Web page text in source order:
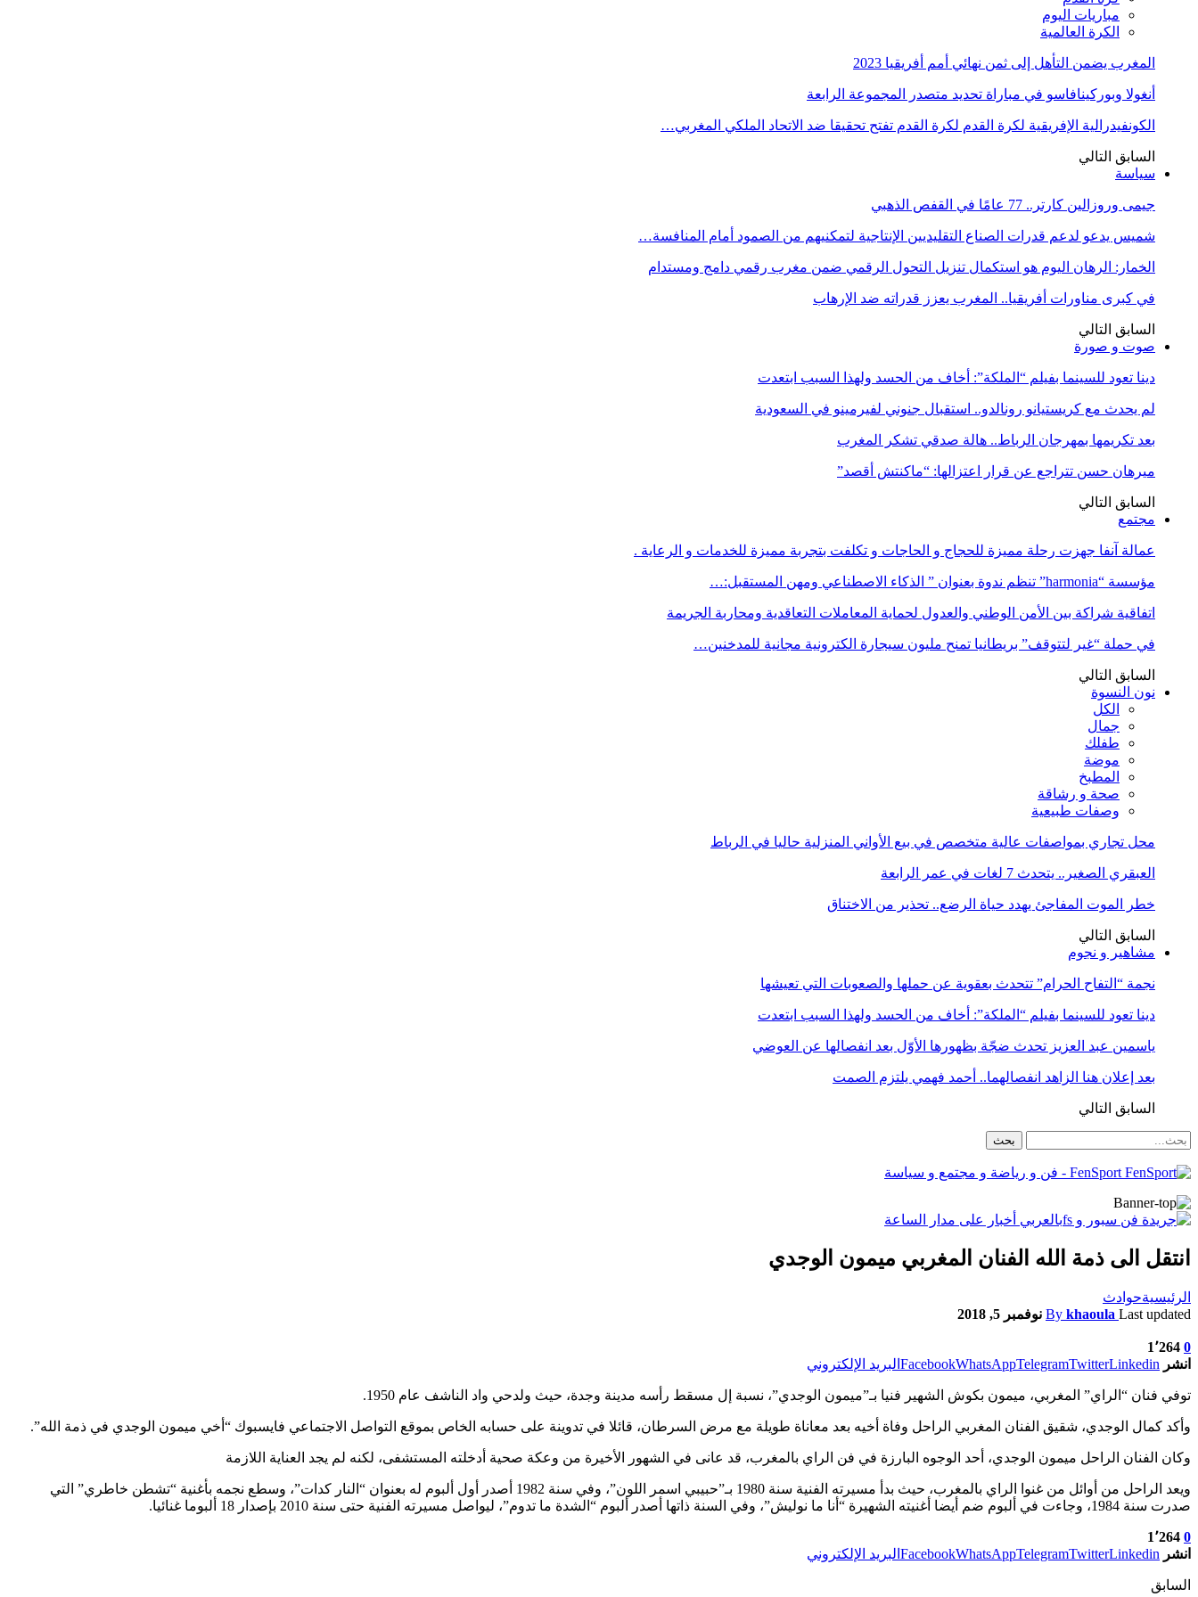
مباريات اليوم
الكرة العالمية
المغرب يضمن التأهل إلى ثمن نهائي أمم أفريقيا 2023
أنغولا وبوركينافاسو في مباراة تحديد متصدر المجموعة الرابعة
الكونفيدرالية الإفريقية لكرة القدم لكرة القدم تفتح تحقيقا ضد الاتحاد الملكي المغربي…
السابق التالي
سياسة
جيمى وروزالين كارتر.. 77 عامًا في القفص الذهبي
شميس يدعو لدعم قدرات الصناع التقليديين الإنتاجية لتمكنيهم من الصمود أمام المنافسة…
الخمار: الرهان اليوم هو استكمال تنزيل التحول الرقمي ضمن مغرب رقمي دامج ومستدام
في كبرى مناورات أفريقيا.. المغرب يعزز قدراته ضد الإرهاب
السابق التالي
صوت و صورة
دينا تعود للسينما بفيلم “الملكة”: أخاف من الحسد ولهذا السبب ابتعدت
لم يحدث مع كريستيانو رونالدو.. استقبال جنوني لفيرمينو في السعودية
بعد تكريمها بمهرجان الرباط.. هالة صدقي تشكر المغرب
ميرهان حسن تتراجع عن قرار اعتزالها: “ماكنتش أقصد”
السابق التالي
مجتمع
عمالة آنفا جهزت رحلة مميزة للحجاج و الحاجات و تكلفت بتجربة مميزة للخدمات و الرعاية .
مؤسسة “harmonia” تنظم ندوة بعنوان ” الذكاء الاصطناعي ومهن المستقبل:…
اتفاقية شراكة بين الأمن الوطني والعدول لحماية المعاملات التعاقدية ومحاربة الجريمة
في حملة “غير لتتوقف” بريطانيا تمنح مليون سيجارة الكترونية مجانية للمدخنين…
السابق التالي
نون النسوة
الكل
جمال
طفلك
موضة
المطبخ
صحة و رشاقة
وصفات طبيعية
محل تجاري بمواصفات عالية متخصص في بيع الأواني المنزلية حاليا في الرباط
العبقري الصغير.. يتحدث 7 لغات في عمر الرابعة
خطر الموت المفاجئ يهدد حياة الرضع.. تحذير من الاختناق
السابق التالي
مشاهير و نجوم
نجمة “التفاح الحرام” تتحدث بعقوية عن حملها والصعوبات التي تعيشها
دينا تعود للسينما بفيلم “الملكة”: أخاف من الحسد ولهذا السبب ابتعدت
ياسمين عبد العزيز تحدث ضجّة بظهورها الأوّل بعد انفصالها عن العوضي
بعد إعلان هنا الزاهد انفصالهما.. أحمد فهمي يلتزم الصمت
السابق التالي
FenSport - فن و رياضة و مجتمع و سياسة
انتقل الى ذمة الله الفنان المغربي ميمون الوجدي
الرئيسيةحوادث
By khaoula Last updated نوفمبر 5, 2018
0 1٬264
انشر
FacebookWhatsAppTelegramTwitterLinkedin البريد الإلكتروني
توفي فنان “الراي” المغربي، ميمون بكوش الشهير فنيا بـ”ميمون الوجدي”، نسبة إل مسقط رأسه مدينة وجدة، حيث ولدحي واد الناشف عام 1950.
وأكد كمال الوجدي، شقيق الفنان المغربي الراحل وفاة أخيه بعد معاناة طويلة مع مرض السرطان، قائلا في تدوينة على حسابه الخاص بموقع التواصل الاجتماعي فايسبوك “أخي ميمون الوجدي في ذمة الله”.
وكان الفنان الراحل ميمون الوجدي، أحد الوجوه البارزة في فن الراي بالمغرب، قد عانى في الشهور الأخيرة من وعكة صحية أدخلته المستشفى، لكنه لم يجد العناية اللازمة
ويعد الراحل من أوائل من غنوا الراي بالمغرب، حيث بدأ مسيرته الفنية سنة 1980 بـ”حبيبي اسمر اللون”، وفي سنة 1982 أصدر أول ألبوم له بعنوان “النار كدات”، وسطع نجمه بأغنية “تشطن خاطري” التي
صدرت سنة 1984، وجاءت في ألبوم ضم أيضا أغنيته الشهيرة “أنا ما نوليش”، وفي السنة ذاتها أصدر ألبوم “الشدة ما تدوم”، ليواصل مسيرته الفنية حتى سنة 2010 بإصدار 18 ألبوما غنائيا.
0 1٬264
انشر
FacebookWhatsAppTelegramTwitterLinkedin البريد الإلكتروني
السابق